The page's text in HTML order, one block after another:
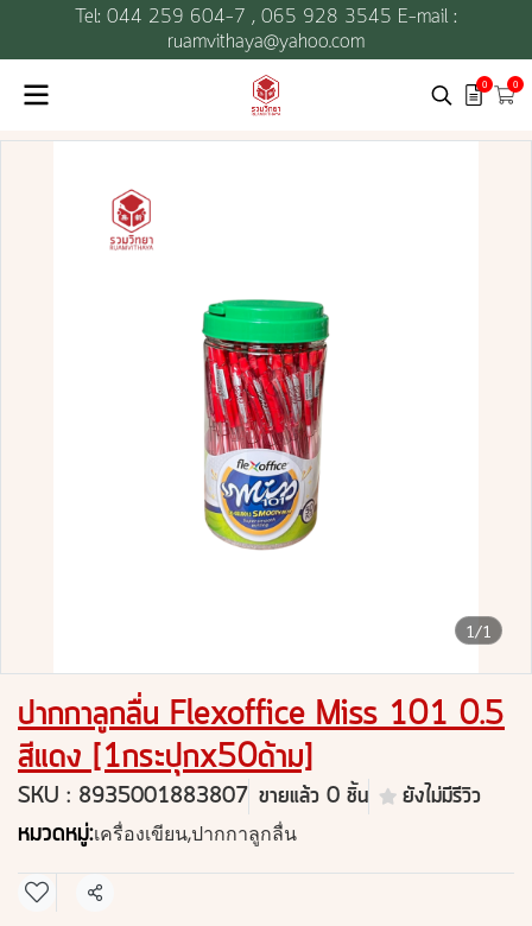
Tel: 044 259 604-7 , 065 928 3545 E-mail :
ruamvithaya@yahoo.com
0 0
1/1
ปากกาลูกลื่น Flexoffice Miss 101 0.5
สีแดง [1กระปุกx50ด้าม]
SKU : 8935001883807 ขายแล้ว 0 ชิ้น ยังไม่มีรีวิว
หมวดหมู่:เครื่องเขียน,ปากกาลูกลื่น
แชร์